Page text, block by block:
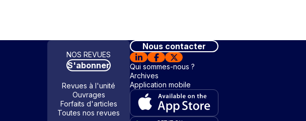
NOS REVUES
S'abonner
Revues à l'unité
Ouvrages
Forfaits d'articles
Toutes nos revues
Nous contacter
Qui sommes-nous ?
Archives
Application mobile